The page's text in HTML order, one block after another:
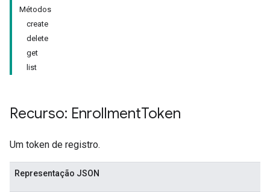
Métodos
create
delete
get
list
Recurso: EnrollmentToken
Um token de registro.
Representação JSON